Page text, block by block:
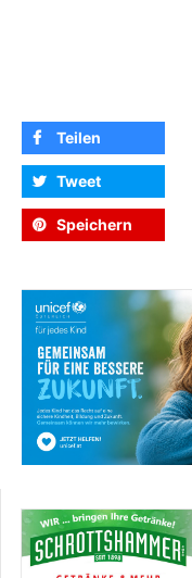
Teilen
Tweet
Speichern